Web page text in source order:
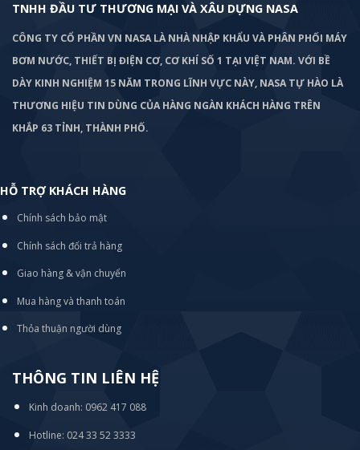
TNHH ĐẦU TƯ THƯƠNG MẠI VÀ XÂU DỰNG NASA
CÔNG TY CỔ PHẦN VN NASA LÀ NHÀ NHẬP KHẨU VÀ PHÂN PHỐI MÁY
BƠM NƯỚC, THIẾT BỊ ĐIỆN CƠ, CƠ KHÍ SỐ 1 TẠI VIỆT NAM. VỚI BỀ
DÀY KINH NGHIỆM 15 NĂM TRONG LĨNH VỰC NÀY, NASA TỰ HÀO LÀ
THƯƠNG HIỆU TIN DÙNG CỦA HÀNG NGÀN KHÁCH HÀNG TRÊN
KHẮP 63 TỈNH, THÀNH PHỐ.
HỖ TRỢ KHÁCH HÀNG
Chính sách bảo mật
Chính sách đổi trả hàng
Giao hàng & vận chuyển
Mua hàng và thanh toán
Thỏa thuận người dùng
THÔNG TIN LIÊN HỆ
Kinh doanh: 0962 417 088
Hotline: 024 33 52 3333